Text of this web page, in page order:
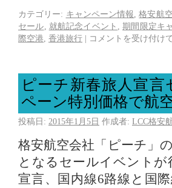
カテゴリー: キャンペーン情報 ,格安航
セール
就航記念イベント ,期間限定キ
際空港 香港旅行 | コメントを受け付け
ピーチ新春旅人宣言
ペーン特別価格で航
投稿日: 2015年1月5日 作成者: LCC格安
格安航空会社「ピーチ」
となるセールイベント
宣言、国内線6路線と国